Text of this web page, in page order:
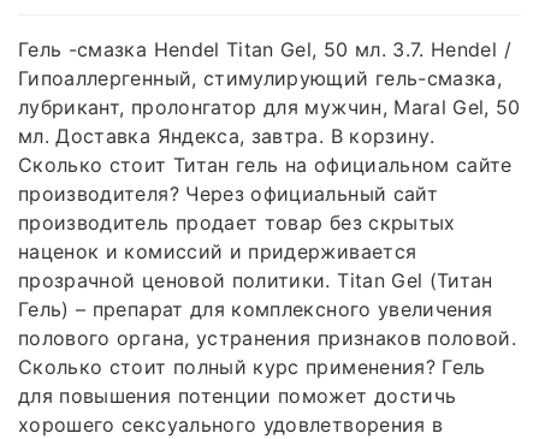
Гель -смазка Hendel Titan Gel, 50 мл. 3.7. Hendel /
Гипоаллергенный, стимулирующий гель-смазка,
лубрикант, пролонгатор для мужчин, Maral Gel, 50
мл. Доставка Яндекса, завтра. В корзину.
Сколько стоит Титан гель на официальном сайте
производителя? Через официальный сайт
производитель продает товар без скрытых
наценок и комиссий и придерживается
прозрачной ценовой политики. Titan Gel (Титан
Гель) – препарат для комплексного увеличения
полового органа, устранения признаков половой.
Сколько стоит полный курс применения? Гель
для повышения потенции поможет достичь
хорошего сексуального удовлетворения в